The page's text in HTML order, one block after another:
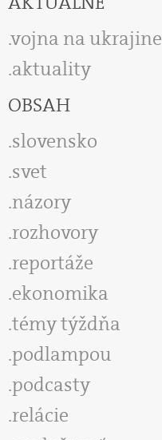
vojna na ukrajine
aktuality
OBSAH
slovensko
svet
názory
rozhovory
reportáže
ekonomika
témy týždňa
podlampou
podcasty
relácie